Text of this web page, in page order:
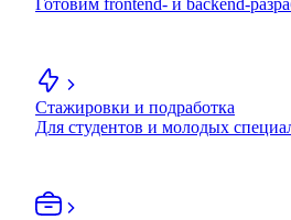
Готовим frontend- и backend-
Стажировки и подработка
Для студентов и молодых